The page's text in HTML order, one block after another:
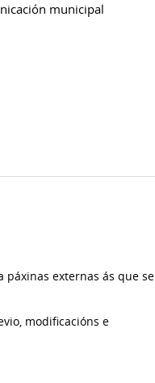
municipal
páxinas externas ás que se
modificacións e